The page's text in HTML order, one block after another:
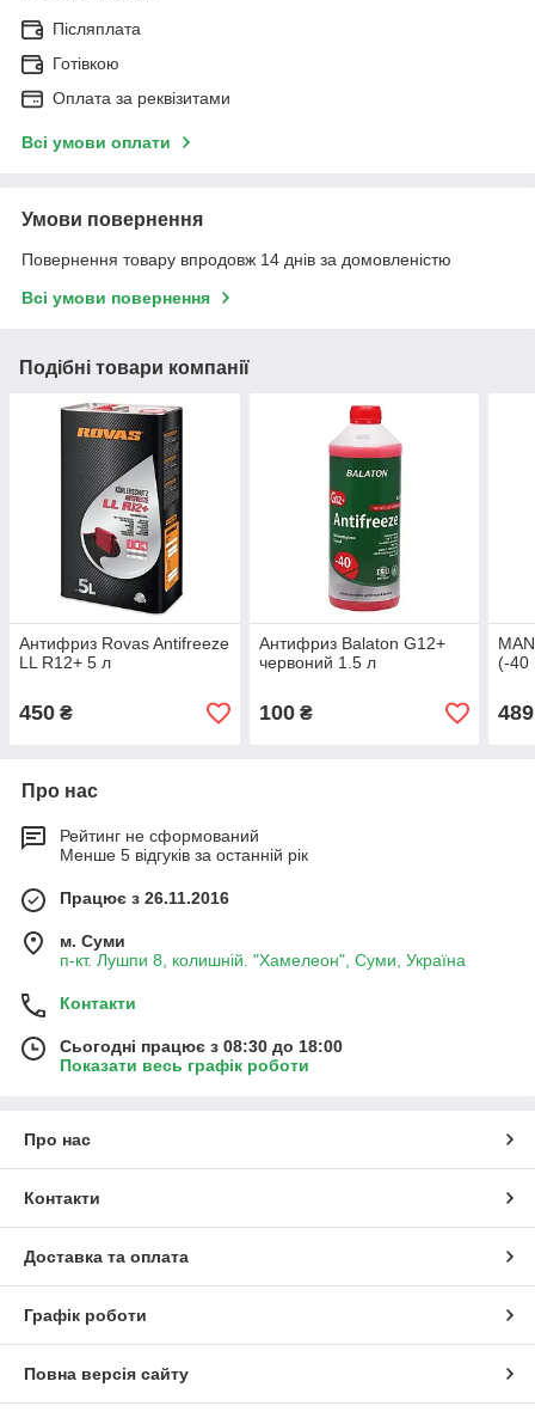
Післяплата
Готівкою
Оплата за реквізитами
Всі умови оплати
Умови повернення
Повернення товару впродовж 14 днів за домовленістю
Всі умови повернення
Подібні товари компанії
Антифриз Rovas Antifreeze
LL R12+ 5 л
450 ₴
Антифриз Balaton G12+
червоний 1.5 л
100₴
(-40
489
Про нас
Рейтинг не сформований
Менше 5 відгуків за останній рік
Працює з 26.11.2016
м. Суми
п-кт. Лушпи 8, колишній. "Хамелеон", Суми, Україна
Контакти
Сьогодні працює з 08:30 до 18:00
Показати весь графік роботи
Про нас
Контакти
Доставка та оплата
Графік роботи
Повна версія сайту